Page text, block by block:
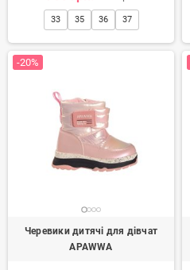
33 35 36 37
-20%
Черевики дитячі для дівчат
APAWWA